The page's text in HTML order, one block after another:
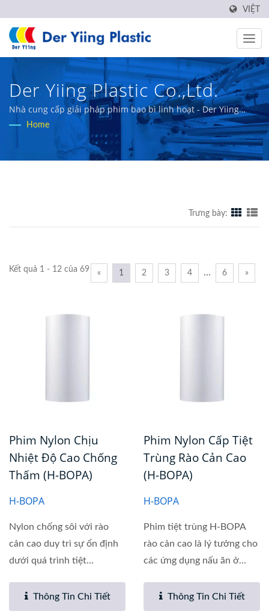
VIỆT
Der Yiing Plastic Co.,Ltd.
Nhà cung cấp giải pháp phim bao bì linh hoạt - Der Yiing
PlasticHome
Trưng bày:
Kết quả 1 - 12 của 69 « 1 2 3 4 … 6 »
Phim Nylon Chịu
Nhiệt Độ Cao Chống
Thấm (H-BOPA)
H-BOPA
Nylon chống sôi với rào
cản cao duy trì sự ổn định
dưới quá trình tiệt...
Thông Tin Chi Tiết
Phim Nylon Cấp Tiệt
Trùng Rào Cản Cao
(H-BOPA)
H-BOPA
Phim tiệt trùng H-BOPA
rào cản cao là lý tưởng cho
các ứng dụng nấu ăn ở
Thông Tin Chi Tiết